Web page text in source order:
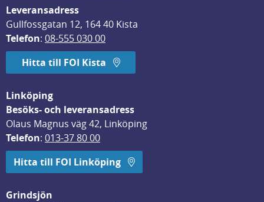
Leveransadress
Gullfossgatan 12, 164 40 Kista
Telefon: 08-555 030 00
Hitta till FOI Kista
Linköping
Besöks- och leveransadress
Olaus Magnus väg 42, Linköping
Telefon: 013-37 80 00
Hitta till FOI Linköping
Grindsjön